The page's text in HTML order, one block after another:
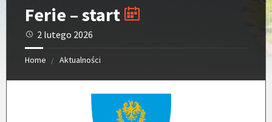
Ferie – start
2 lutego 2026
Home Aktualności